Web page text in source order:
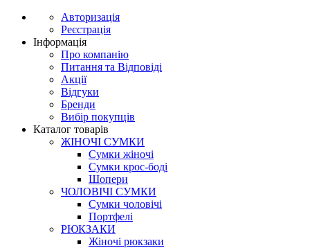
Авторизація
Реєстрація
Інформація
Про компанію
Питання та Відповіді
Акції
Відгуки
Бренди
Вибір покупців
Каталог товарів
ЖІНОЧІ СУМКИ
Сумки жіночі
Сумки крос-боді
Шопери
ЧОЛОВІЧІ СУМКИ
Сумки чоловічі
Портфелі
РЮКЗАКИ
Жіночі рюкзаки